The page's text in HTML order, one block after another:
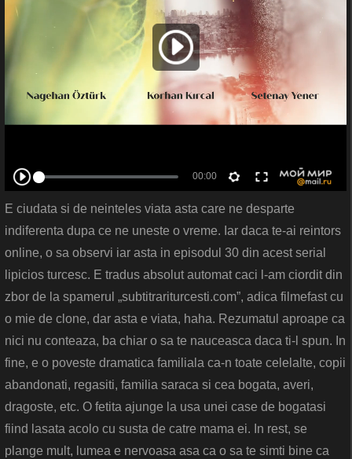
E ciudata si de neinteles viata asta care ne desparte
indiferenta dupa ce ne uneste o vreme. Iar daca te-ai reintors
online, o sa observi iar asta in episodul 30 din acest serial
lipicios turcesc. E tradus absolut automat caci l-am ciordit din
zbor de la spamerul „subtitrariturcesti.com”, adica filmefast cu
o mie de clone, dar asta e viata, haha. Rezumatul aproape ca
nici nu conteaza, ba chiar o sa te nauceasca daca ti-l spun. In
fine, e o poveste dramatica familiala ca-n toate celelalte, copii
abandonati, regasiti, familia saraca si cea bogata, averi,
dragoste, etc. O fetita ajunge la usa unei case de bogatasi
fiind lasata acolo cu susta de catre mama ei. In rest, se
plange mult, lumea e nervoasa asa ca o sa te simti bine ca